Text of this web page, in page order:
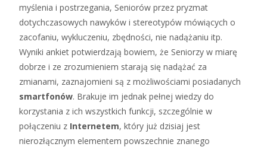
myślenia i postrzegania, Seniorów przez pryzmat
dotychczasowych nawyków i stereotypów mówiących o
zacofaniu, wykluczeniu, zbędności, nie nadążaniu itp.
Wyniki ankiet potwierdzają bowiem, że Seniorzy w miarę
dobrze i ze zrozumieniem starają się nadążać za
zmianami, zaznajomieni są z możliwościami posiadanych
smartfonów. Brakuje im jednak pełnej wiedzy do
korzystania z ich wszystkich funkcji, szczególnie w
połączeniu z Internetem, który już dzisiaj jest
nierozłącznym elementem powszechnie znanego